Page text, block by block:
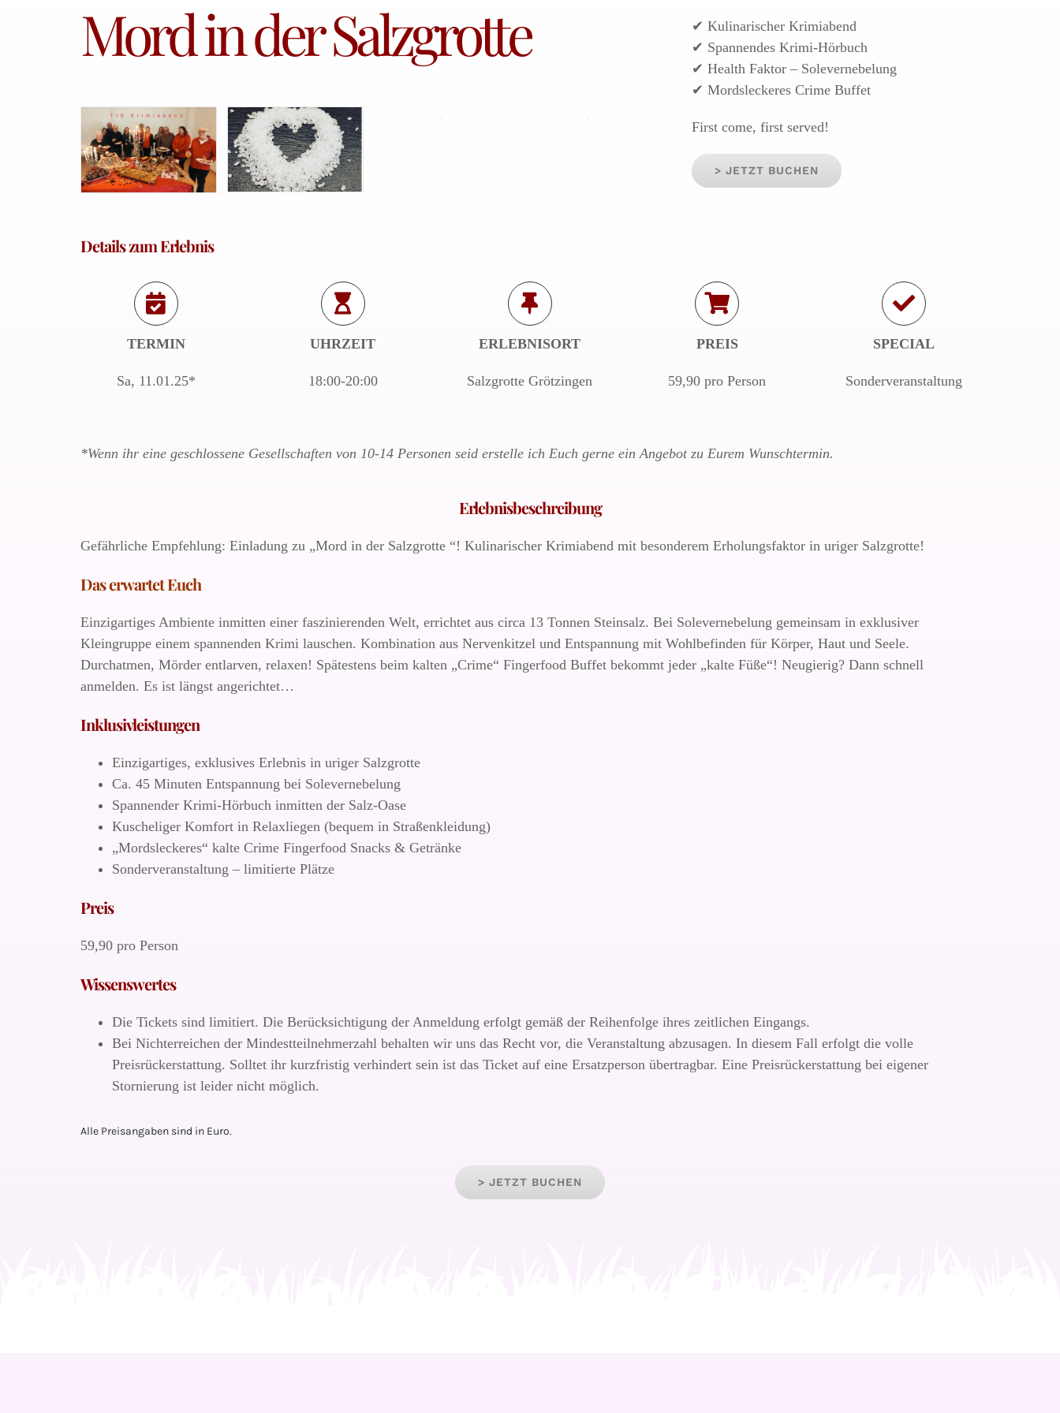
Mord in der Salzgrotte
✔ Kulinarischer Krimiabend
✔ Spannendes Krimi-Hörbuch
✔ Health Faktor – Solevernebelung
✔ Mordsleckeres Crime Buffet
First come, first served!
> JETZT BUCHEN
Details zum Erlebnis
TERMIN
Sa, 11.01.25*
UHRZEIT
18:00-20:00
ERLEBNISORT
Salzgrotte Grötzingen
PREIS
59,90 pro Person
SPECIAL
Sonderveranstaltung
*Wenn ihr eine geschlossene Gesellschaften von 10-14 Personen seid erstelle ich Euch gerne ein Angebot zu Eurem Wunschtermin.
Erlebnisbeschreibung
Gefährliche Empfehlung: Einladung zu „Mord in der Salzgrotte “! Kulinarischer Krimiabend mit besonderem Erholungsfaktor in uriger Salzgrotte!
Das erwartet Euch
Einzigartiges Ambiente inmitten einer faszinierenden Welt, errichtet aus circa 13 Tonnen Steinsalz. Bei Solevernebelung gemeinsam in exklusiver
Kleingruppe einem spannenden Krimi lauschen. Kombination aus Nervenkitzel und Entspannung mit Wohlbefinden für Körper, Haut und Seele.
Durchatmen, Mörder entlarven, relaxen! Spätestens beim kalten „Crime“ Fingerfood Buffet bekommt jeder „kalte Füße“! Neugierig? Dann schnell
anmelden. Es ist längst angerichtet…
Inklusivleistungen
Einzigartiges, exklusives Erlebnis in uriger Salzgrotte
Ca. 45 Minuten Entspannung bei Solevernebelung
Spannender Krimi-Hörbuch inmitten der Salz-Oase
Kuscheliger Komfort in Relaxliegen (bequem in Straßenkleidung)
„Mordsleckeres“ kalte Crime Fingerfood Snacks & Getränke
Sonderveranstaltung – limitierte Plätze
Preis
59,90 pro Person
Wissenswertes
Die Tickets sind limitiert. Die Berücksichtigung der Anmeldung erfolgt gemäß der Reihenfolge ihres zeitlichen Eingangs.
Bei Nichterreichen der Mindestteilnehmerzahl behalten wir uns das Recht vor, die Veranstaltung abzusagen. In diesem Fall erfolgt die volle
Preisrückerstattung. Solltet ihr kurzfristig verhindert sein ist das Ticket auf eine Ersatzperson übertragbar. Eine Preisrückerstattung bei eigener
Stornierung ist leider nicht möglich.
Alle Preisangaben sind in Euro.
> JETZT BUCHEN